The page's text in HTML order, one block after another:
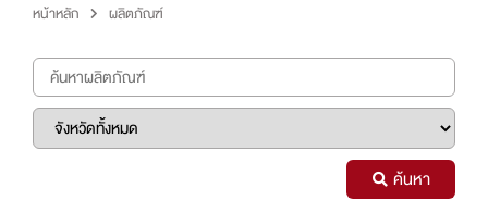
หน้าหลัก ผลิตภัณฑ์
ค้นหา